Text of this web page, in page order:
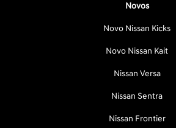
Novos
Novo Nissan Kicks
Novo Nissan Kait
Nissan Versa
Nissan Sentra
Nissan Frontier